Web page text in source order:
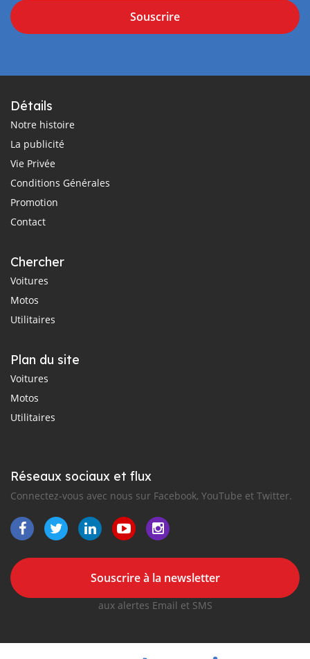
Souscrire
Détails
Notre histoire
La publicité
Vie Privée
Conditions Générales
Promotion
Contact
Chercher
Voitures
Motos
Utilitaires
Plan du site
Voitures
Motos
Utilitaires
Réseaux sociaux et flux
Connectez-vous avec nous sur Facebook, YouTube et Twitter.
Souscrire à la newsletter
aux alertes Email et SMS